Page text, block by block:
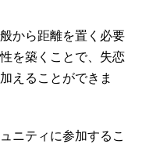
から距離を置く必要
を築くことで、失恋
えることができま
ニティに参加するこ